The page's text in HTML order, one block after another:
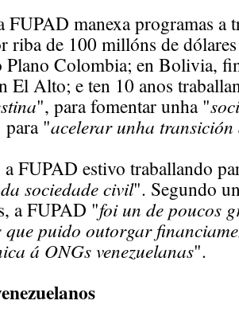
FUPAD manexa programas a
riba de 100 millóns de
Plano Colombia; en Bolivia,
El Alto; e ten 10 anos
", para fomentar unha "
para "acelerar unha
a FUPAD estivo traballando
sociedade civil". Segundo
a FUPAD "foi un de poucos
puido outorgar
á ONGs venezuelanas".